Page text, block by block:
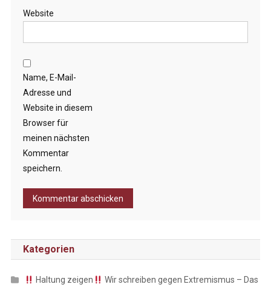
Website
Name, E-Mail-
Adresse und
Website in diesem
Browser für
meinen nächsten
Kommentar
speichern.
Kategorien
Haltung zeigen
Wir schreiben gegen Extremismus – Das